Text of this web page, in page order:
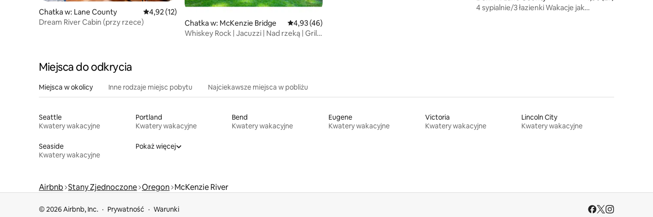
Chatka w: Lane County Średnia ocena: 4,92 na 5, liczba recenzji: 12
4,92 (12)
Dream River Cabin (przy rzece)
Chatka w: McKenzie Bridge Średnia ocena: 4,93 na 5, liczba recenzji: 46
4,93 (46)
Whiskey Rock | Jacuzzi | Nad rzeką | Grill |
4 sypialnie/3 łazienki Wakacje jak
Miejsca do odkrycia
Miejsca w okolicy Inne rodzaje miejsc pobytu Najciekawsze miejsca w pobliżu
Seattle
Kwatery wakacyjne
Portland
Kwatery wakacyjne
Bend
Kwatery wakacyjne
Eugene
Kwatery wakacyjne
Victoria
Kwatery wakacyjne
Lincoln City
Kwatery wakacyjne
Seaside
Kwatery wakacyjne
Pokaż więcej
Airbnb Stany Zjednoczone Oregon McKenzie River
© 2026 Airbnb, Inc. Prywatność Warunki